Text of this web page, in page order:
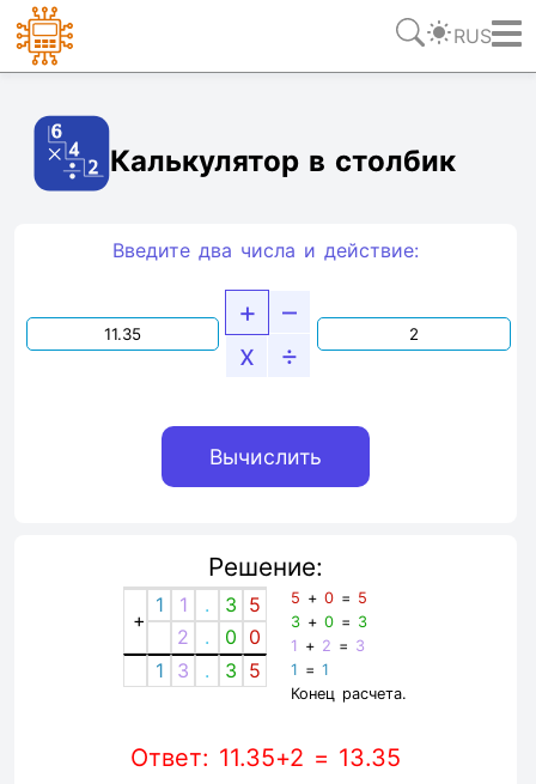
RUS
Калькулятор в столбик
Введите два числа и действие:
+
–
x
÷
Решение:
+
1 1 . 3 5
2
. 0 0
1
3 . 3 5
5 +0 = 5
3 +0 = 3
1 + 2 = 3
1 =1
Конец расчета.
Ответ: 11.35+2 = 13.35